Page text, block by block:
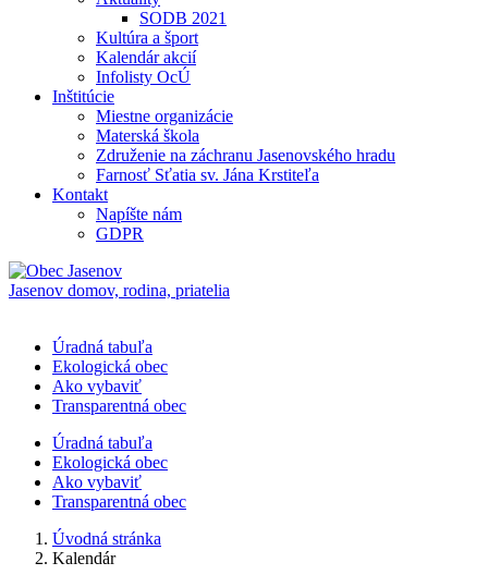
SODB 2021
Kultúra a šport
Kalendár akcií
Infolisty OcÚ
Inštitúcie
Miestne organizácie
Materská škola
Združenie na záchranu Jasenovského hradu
Farnosť Sťatia sv. Jána Krstiteľa
Kontakt
Napíšte nám
GDPR
Jasenov domov, rodina, priatelia
Úradná tabuľa
Ekologická obec
Ako vybaviť
Transparentná obec
Úradná tabuľa
Ekologická obec
Ako vybaviť
Transparentná obec
Úvodná stránka
Kalendár